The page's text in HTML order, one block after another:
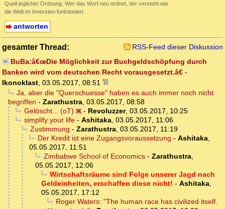
Quell jeglicher Ordnung. Wer das Wort neu ordnet, der versteht wie
die Welt im Innersten funktioniert.
antworten
gesamter Thread:
RSS-Feed dieser Diskussion
BuBa:â€œDie Möglichkeit zur Buchgeldschöpfung durch
Banken wird vom deutschen Recht vorausgesetzt.â€ -
Ikonoklast, 03.05.2017, 08:51
Ja, aber die "Querschuesse" haben es auch immer noch nicht
begriffen - Zarathustra, 03.05.2017, 08:58
Gelöscht... (oT)
- Revoluzzer, 03.05.2017, 10:25
simplify your life- Ashitaka, 03.05.2017, 11:06
Zustimmung - Zarathustra, 03.05.2017, 11:19
Der Kredit ist eine Zugangsvoraussetzung - Ashitaka,
05.05.2017, 11:51
Zimbabwe School of Economics- Zarathustra,
05.05.2017, 12:06
Wirtschaftsräume sind Folge unserer Jagd nach
Geldeinheiten, erschaffen diese nicht! - Ashitaka,
05.05.2017, 17:12
Roger Waters: "The human race has civilized itself.